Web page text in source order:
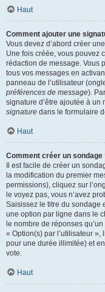
Haut
Comment ajouter une
Vous devez d’abord créer
Une fois créée, vous pouvez
rédaction de message. Vous
tous vos messages en
panneau de l’utilisateur
préférences de message).
signature d’être ajoutée à
signature dans le formulaire
Haut
Comment créer un sondage
Il est facile de créer un
la modification du premier
permissions), cliquez sur
le voyez pas, vous n’avez
Saisissez le titre du sondage
une option par ligne dans le
le nombre de réponses
« Option(s) par l’utilisateur
pour une durée illimitée) et
vote.
Haut